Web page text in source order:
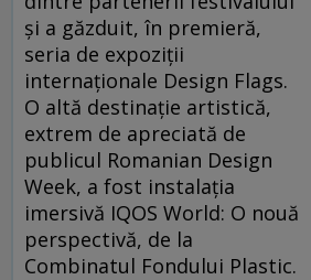
și a găzduit, în premieră,
seria de expoziții
internaționale Design Flags.
O altă destinație artistică,
extrem de apreciată de
publicul Romanian Design
Week, a fost instalația
imersivă IQOS World: O nouă
perspectivă, de la
Combinatul Fondului Plastic.